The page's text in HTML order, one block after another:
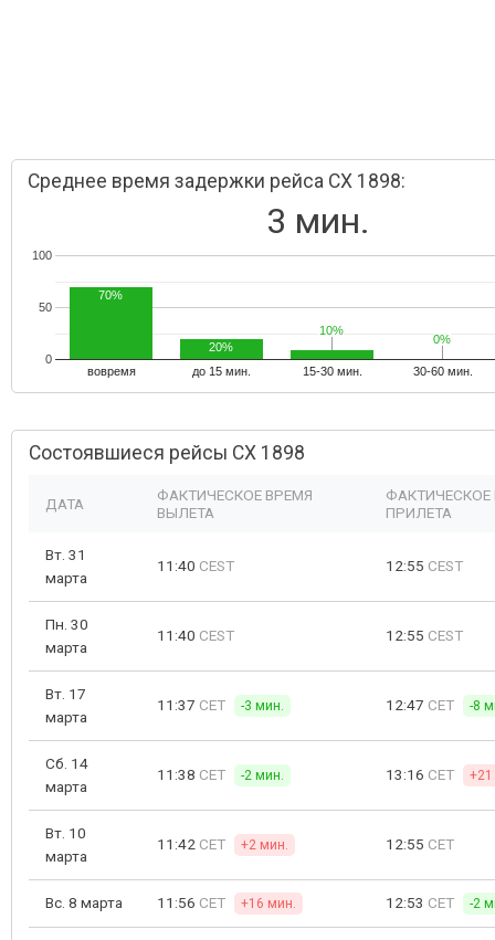
Среднее время задержки рейса CX 1898:
3 мин.
вовремя до 15 мин. 15-30 мин. 30-60 мин.
0
50
100
70%
20%
10%
10%
0%
0%
Состоявшиеся рейсы CX 1898
ДАТА
ФАКТИЧЕСКОЕ ВРЕМЯ
ВЫЛЕТА
ФАКТИЧЕСКОЕ
ПРИЛЕТА
Вт. 31
марта
11:40 CEST 12:55 CEST
Пн. 30
марта
11:40 CEST 12:55 CEST
Вт. 17
марта
11:37 CET -3 мин. 12:47 CET -8
Сб. 14
марта
11:38 CET -2 мин. 13:16 CET
Вт. 10
марта
11:42 CET +2 мин. 12:55 CET
Вс. 8 марта 11:56 CET +16 мин. 12:53 CET -2